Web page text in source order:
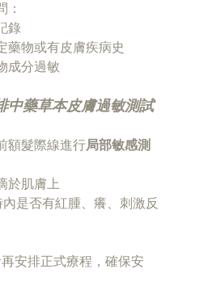
：
錄
藥物或有皮膚疾病史
成分過敏
中藥草本皮膚過敏測試
額髮際線進行局部敏感測
於肌膚上
是否有紅腫、癢、刺激反
安排正式療程，確保安